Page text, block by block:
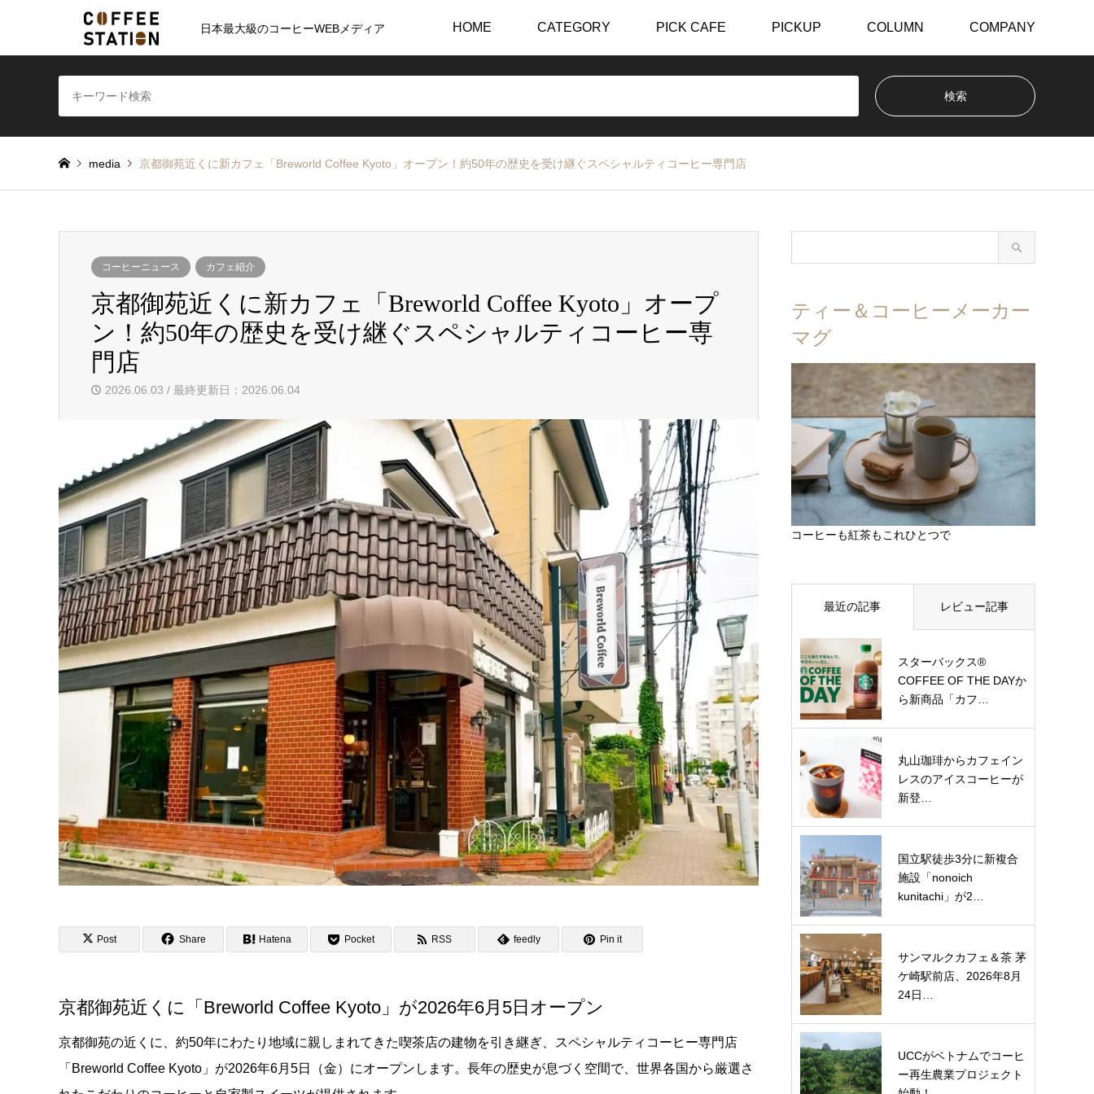
日本最大級のコーヒーWEBメディア HOME CATEGORY PICK CAFE PICKUP COLUMN COMPANY
media 京都御苑近くに新カフェ「Breworld Coffee Kyoto」オープン！約50年の歴史を受け継ぐスペシャルティコーヒー専門店
コーヒーニュース カフェ紹介
京都御苑近くに新カフェ「Breworld Coffee Kyoto」オープ
ン！約50年の歴史を受け継ぐスペシャルティコーヒー専
門店
2026.06.03 / 最終更新日：2026.06.04
Post Share Hatena Pocket RSS feedly Pin it
京都御苑近くに「Breworld Coffee Kyoto」が2026年6月5日オープン
京都御苑の近くに、約50年にわたり地域に親しまれてきた喫茶店の建物を引き継ぎ、スペシャルティコーヒー専門店
「Breworld Coffee Kyoto」が2026年6月5日（金）にオープンします。長年の歴史が息づく空間で、世界各国から厳選さ
ティー＆コーヒーメーカー
マグ
コーヒーも紅茶もこれひとつで
最近の記事 レビュー記事
スターバックス®
COFFEE OF THE DAYか
ら新商品「カフ…
丸山珈琲からカフェイン
レスのアイスコーヒーが
新登…
国立駅徒歩3分に新複合
施設「nonoich
kunitachi」が2…
サンマルクカフェ＆茶 茅
ケ崎駅前店、2026年8月
24日…
UCCがベトナムでコーヒ
ー再生農業プロジェクト